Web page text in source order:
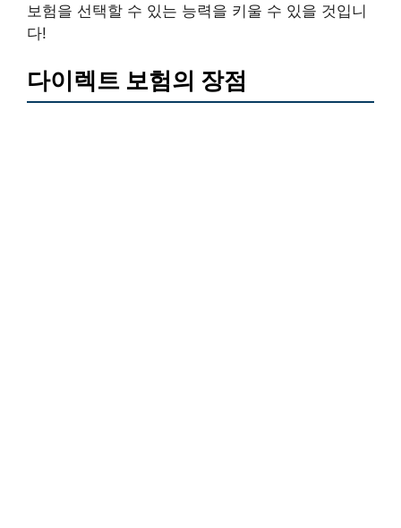
보험을 선택할 수 있는 능력을 키울 수 있을 것입니
다!
다이렉트 보험의 장점